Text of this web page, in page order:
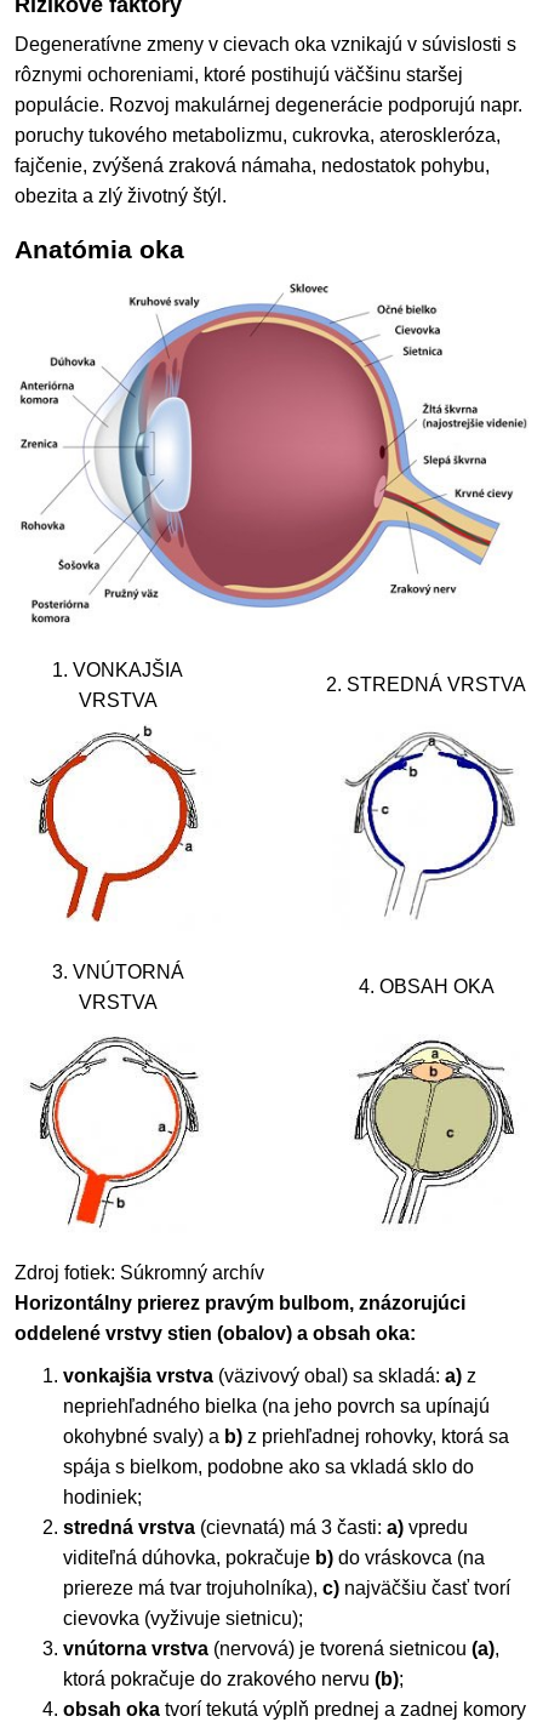
Degeneratívne zmeny v cievach oka vznikajú v súvislosti s
rôznymi ochoreniami, ktoré postihujú väčšinu staršej
populácie. Rozvoj makulárnej degenerácie podporujú napr.
poruchy tukového metabolizmu, cukrovka, ateroskleróza,
fajčenie, zvýšená zraková námaha, nedostatok pohybu,
obezita a zlý životný štýl.
Anatómia oka
1. VONKAJŠIA
VRSTVA
2. STREDNÁ VRSTVA
3. VNÚTORNÁ
VRSTVA
4. OBSAH OKA
Zdroj fotiek: Súkromný archív
Horizontálny prierez pravým bulbom, znázorujúci
oddelené vrstvy stien (obalov) a obsah oka:
vonkajšia vrstva (väzivový obal) sa skladá: a) z
nepriehľadného bielka (na jeho povrch sa upínajú
okohybné svaly) a b) z priehľadnej rohovky, ktorá sa
spája s bielkom, podobne ako sa vkladá sklo do
hodiniek;
stredná vrstva (cievnatá) má 3 časti: a) vpredu
viditeľná dúhovka, pokračuje b) do vráskovca (na
priereze má tvar trojuholníka), c) najväčšiu časť tvorí
cievovka (vyživuje sietnicu);
vnútorna vrstva (nervová) je tvorená sietnicou (a),
ktorá pokračuje do zrakového nervu (b);
obsah oka tvorí tekutá výplň prednej a zadnej komory